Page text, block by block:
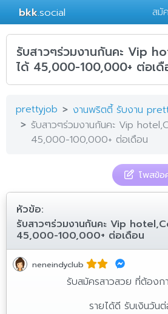
bkk.social สมั
รับสาวๆร่วมงานกันคะ Vip
ได้ 45,000-100,000+ ต่อเดื
prettyjob
งานพริตตี้ รับงาน
รับสาวๆร่วมงานกันคะ Vip
45,000-100,000+ ต่อเดือน
โพสข้อ
หัวข้อ:
รับสาวๆร่วมงานกันคะ Vip
45,000-100,000+ ต่อเดือน
neneindyclub
รับสมัครสาวสวย ที่ต้องก
รายได้ดี รับเงินวัน